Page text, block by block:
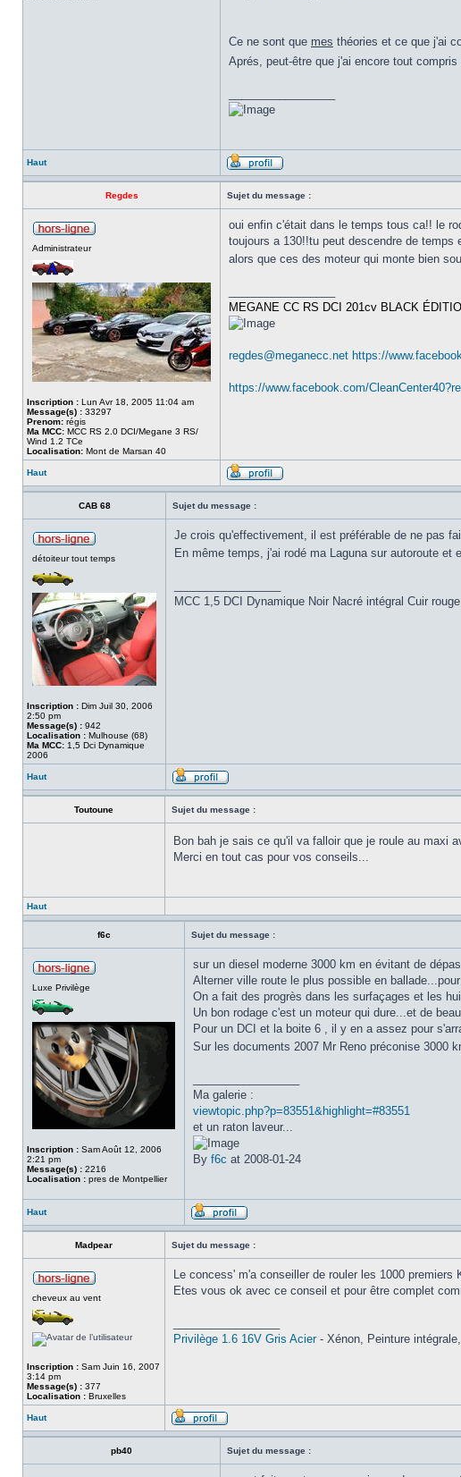
Ce ne sont que mes théories et ce que j'ai
Aprés, peut-être que j'ai encore tout
Haut
Regdes Sujet du message :
Administrateur
Inscription : Lun Avr 18, 2005 11:04 am
Message(s) : 33297
Prenom: régis
Ma MCC: MCC RS 2.0 DCI/Megane 3 RS/
Wind 1.2 TCe
Localisation: Mont de Marsan 40
oui enfin c'était dans le temps tous ca!! le
toujours a 130!!tu peut descendre de
alors que ces des moteur qui monte bien
MEGANE CC RS DCI 201cv BLACK
regdes@meganecc.net https://
https://www.facebook.com/
Haut
CAB 68 Sujet du message :
détoiteur tout temps
Inscription : Dim Juil 30, 2006
2:50 pm
Message(s) : 942
Localisation : Mulhouse (68)
Ma MCC: 1,5 Dci Dynamique
2006
Je crois qu'effectivement, il est préférable de ne pas
En même temps, j'ai rodé ma Laguna sur autoroute et
MCC 1,5 DCI Dynamique Noir Nacré intégral Cuir
Haut
Toutoune Sujet du message :
Bon bah je sais ce qu'il va falloir que je roule au maxi
Merci en tout cas pour vos conseils...
Haut
f6c Sujet du message :
Luxe Privilège
Inscription : Sam Août 12, 2006
2:21 pm
Message(s) : 2216
Localisation : pres de Montpellier
sur un diesel moderne 3000 km en évitant de
Alterner ville route le plus possible en
On a fait des progrès dans les surfaçages et les
Un bon rodage c'est un moteur qui dure...et de
Pour un DCI et la boite 6 , il y en a assez pour
Sur les documents 2007 Mr Reno préconise 3000
Ma galerie :
viewtopic.php?p=83551&highlight=#83551
et un raton laveur...
By f6c at 2008-01-24
Haut
Madpear Sujet du message :
cheveux au vent
Inscription : Sam Juin 16, 2007
3:14 pm
Message(s) : 377
Localisation : Bruxelles
Le concess' m'a conseiller de rouler les 1000
Etes vous ok avec ce conseil et pour être complet
Privilège 1.6 16V Gris Acier- Xénon, Peinture
Haut
pb40 Sujet du message :